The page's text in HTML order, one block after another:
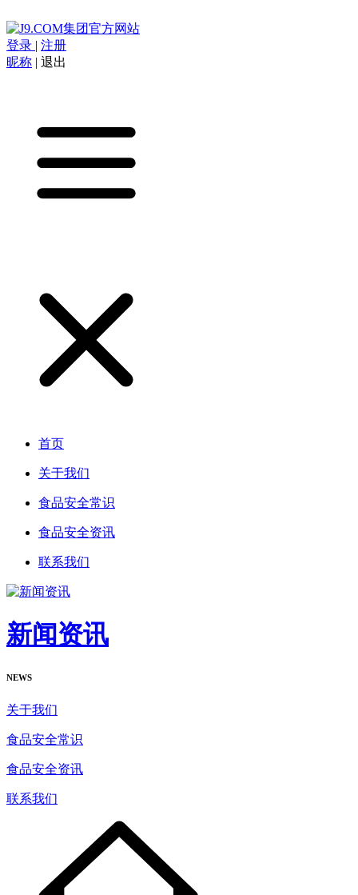
登录 | 注册
昵称 | 退出
首页
关于我们
食品安全常识
食品安全资讯
联系我们
新闻资讯
NEWS
关于我们
食品安全常识
食品安全资讯
联系我们